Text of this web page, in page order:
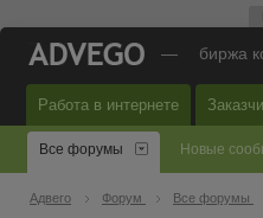
— биржа
Работа в интернете
Все форумы Новые
Адвего Форум Все форумы